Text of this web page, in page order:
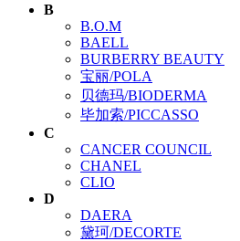
B
B.O.M
BAELL
BURBERRY BEAUTY
宝丽/POLA
贝德玛/BIODERMA
毕加索/PICCASSO
C
CANCER COUNCIL
CHANEL
CLIO
D
DAERA
黛珂/DECORTE